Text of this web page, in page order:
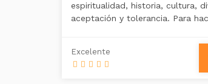
espiritualidad, historia, cultura,
aceptación y tolerancia. Para
Excelente